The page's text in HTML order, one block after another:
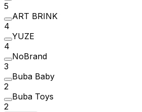
5
ART BRINK
4
YUZE
4
NoBrand
3
Buba Baby
2
Buba Toys
2